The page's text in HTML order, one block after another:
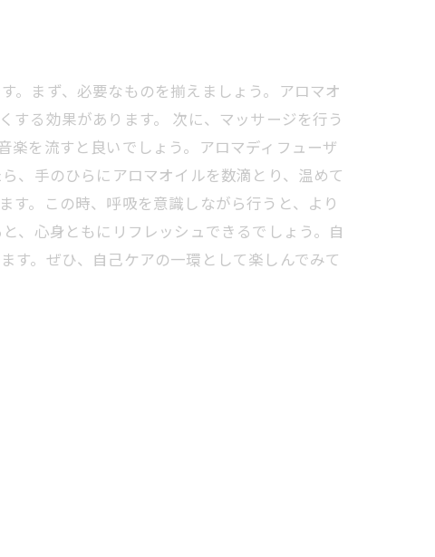
。まず、必要なものを揃えましょう。アロマオ
する効果があります。 次に、マッサージを行う
楽を流すと良いでしょう。アロマディフューザ
、手のひらにアロマオイルを数滴とり、温めて
。この時、呼吸を意識しながら行うと、より
、心身ともにリフレッシュできるでしょう。自
す。ぜひ、自己ケアの一環として楽しんでみて